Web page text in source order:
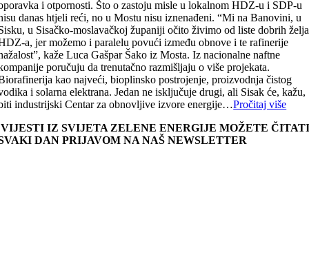
i otpornosti. Što o zastoju misle u lokalnom HDZ-u i SDP-u
danas htjeli reći, no u Mostu nisu iznenađeni. “Mi na Banovini, u
u Sisačko-moslavačkoj županiji očito živimo od liste dobrih želja
a, jer možemo i paralelu povući između obnove i te rafinerije
kaže Luca Gašpar Šako iz Mosta. Iz nacionalne naftne
poručuju da trenutačno razmišljaju o više projekata.
kao najveći, bioplinsko postrojenje, proizvodnja čistog
i solarna elektrana. Jedan ne isključuje drugi, ali Sisak će, kažu,
industrijski Centar za obnovljive izvore energije…Pročitaj više
VIJESTI IZ SVIJETA ZELENE ENERGIJE MOŽETE
DAN PRIJAVOM NA NAŠ NEWSLETTER